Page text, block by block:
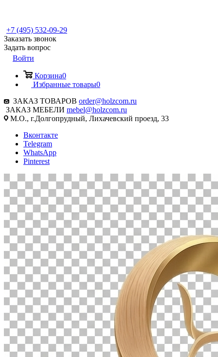
+7 (495) 532-09-29
Заказать звонок
Задать вопрос
Войти
Корзина0
Избранные товары0
ЗАКАЗ ТОВАРОВ order@holzcom.ru
ЗАКАЗ МЕБЕЛИ mebel@holzcom.ru
М.О., г.Долгопрудный, Лихачевский проезд, 33
Вконтакте
Telegram
WhatsApp
Pinterest